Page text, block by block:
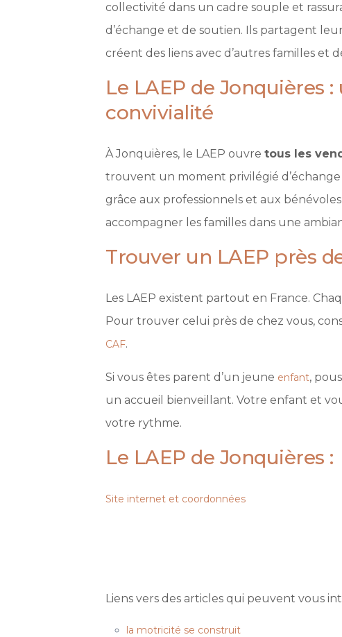
collectivité dans un cadre souple et
d’échange et de soutien. Ils partagent
créent des liens avec d’autres familles et
Le LAEP de Jonquières
convivialité
À Jonquières, le LAEP ouvre tous les
trouvent un moment privilégié
grâce aux professionnels et aux
accompagner les familles dans une
Trouver un LAEP près
Les LAEP existent partout en France.
Pour trouver celui près de chez vous,
CAF.
Si vous êtes parent d’un jeune enfant,
un accueil bienveillant. Votre enfant et
votre rythme.
Le LAEP de Jonquières :
Site internet et coordonnées
Liens vers des articles qui peuvent vous
la motricité se construit